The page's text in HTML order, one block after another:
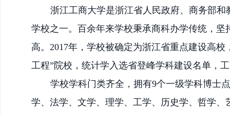
浙江工商大学是浙江省人民政府、商务部和
学校之一。百余年来学校秉承商科办学传统，
高。2017年，学校被确定为浙江省重点建设高
工程”院校，统计学入选省登峰学科建设名单，
学校学科门类齐全，拥有9个一级学科博士
学、法学、文学、理学、工学、历史学、哲学